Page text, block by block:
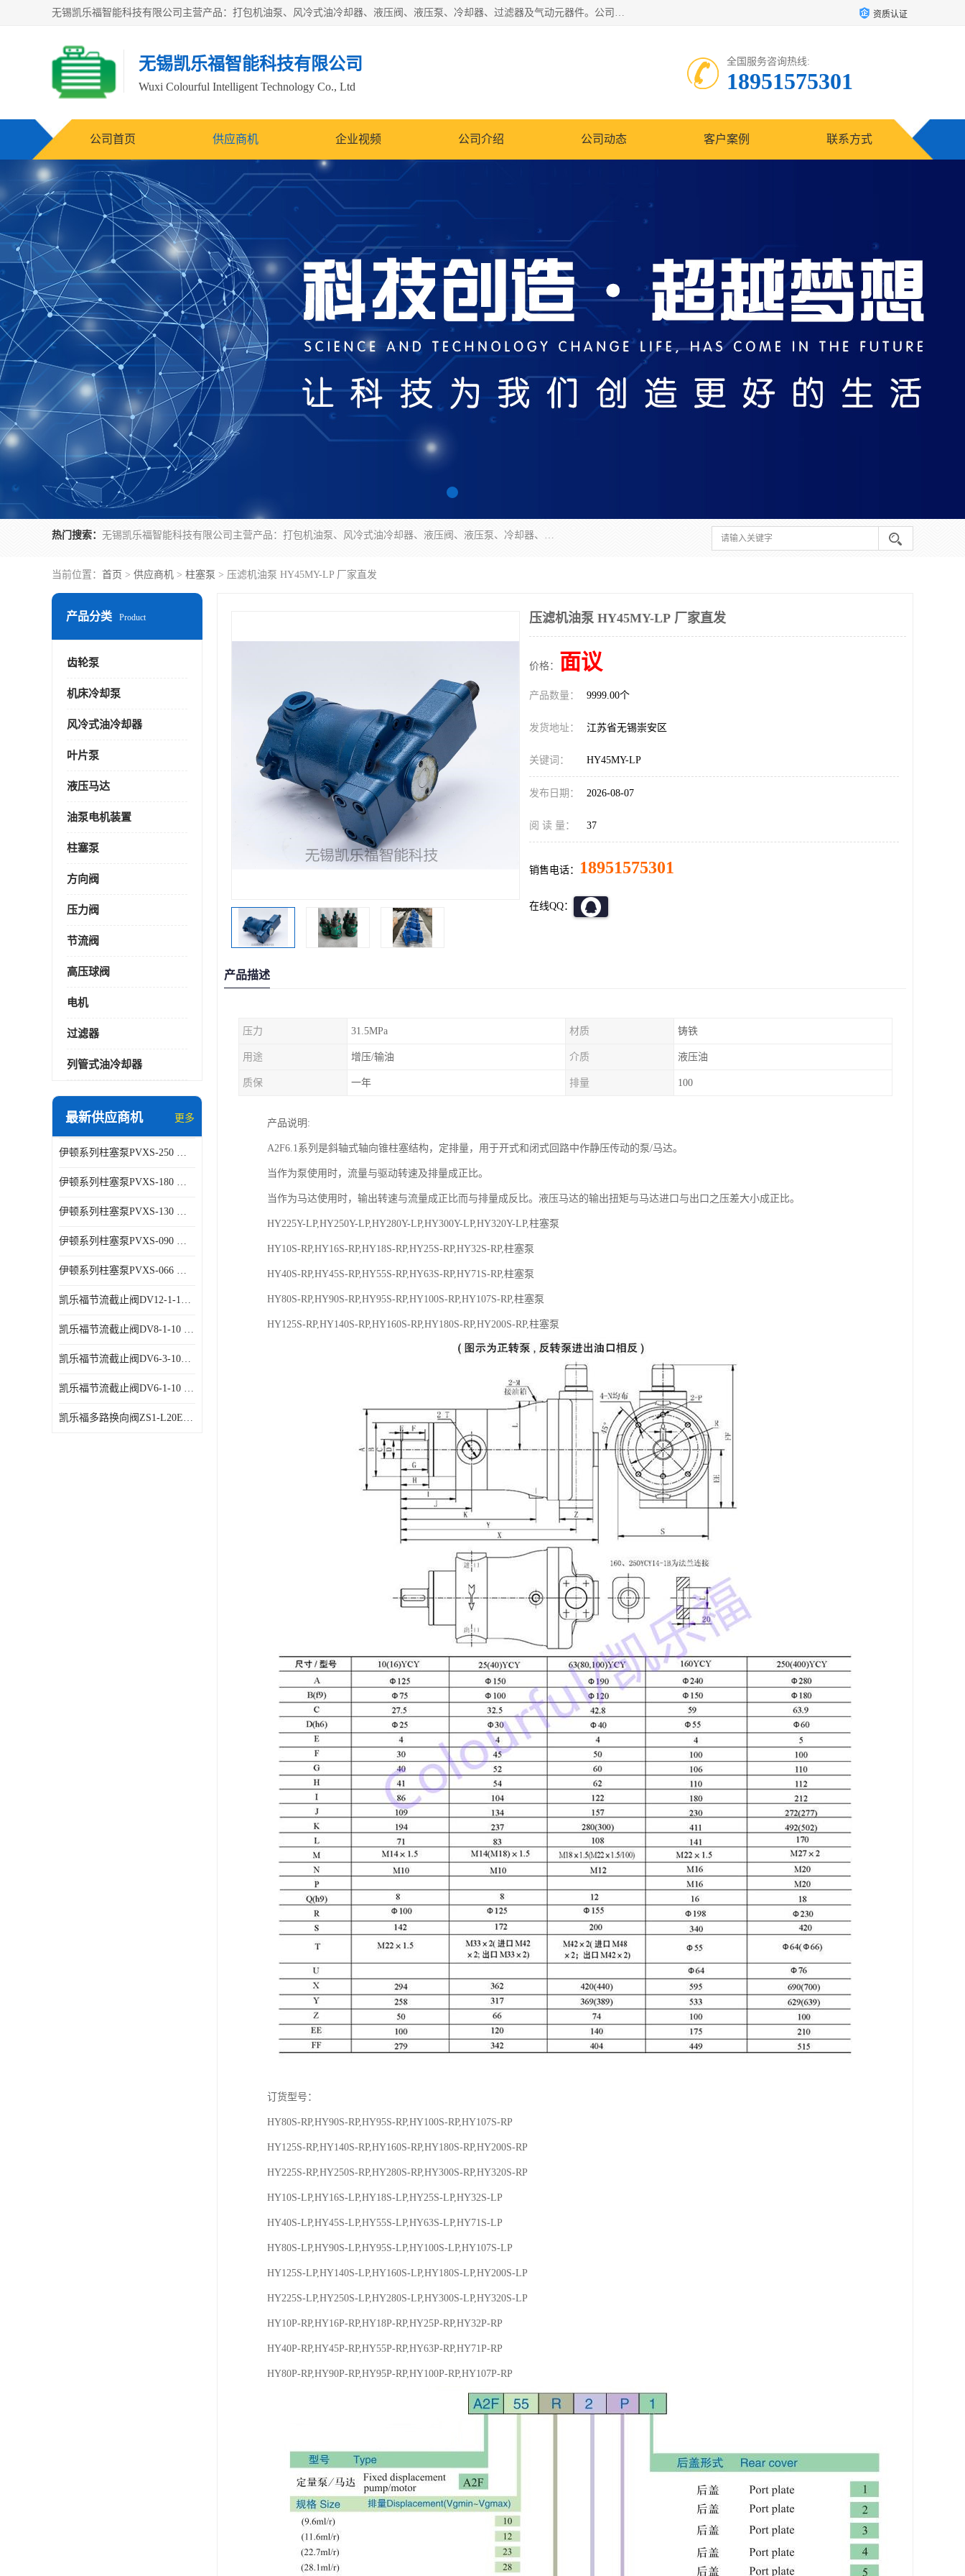
无锡凯乐福智能科技有限公司主营产品：打包机油泵、风冷式油冷却器、液压阀、液压泵、冷却器、过滤器及气动元器件。公司主导生产齿轮泵、齿轮马达、液压阀等产品。共计100多个系列、3000余种规格。覆盖了液压系统的动力元件、控制元件和执行元件，具备较强的成套供货、服务能力。 资质认证
无锡凯乐福智能科技有限公司
Wuxi Colourful Intelligent Technology Co., Ltd
全国服务咨询热线:
18951575301
公司首页 供应商机 企业视频 公司介绍 公司动态 客户案例 联系方式
热门搜索： 无锡凯乐福智能科技有限公司主营产品：打包机油泵、风冷式油冷却器、液压阀、液压泵、冷却器、过滤器及气动元器件。公司主导生产齿轮泵、齿轮马达、液压阀等产品。共计100多个系列、3000余种规格。覆盖了液压系统的动力元件、控制元件和执行元件，具备较强的成套供货、服务能力。
当前位置： 首页 > 供应商机 > 柱塞泵 > 压滤机油泵 HY45MY-LP 厂家直发
产品分类 Product
齿轮泵
机床冷却泵
风冷式油冷却器
叶片泵
液压马达
油泵电机装置
柱塞泵
方向阀
压力阀
节流阀
高压球阀
电机
过滤器
列管式油冷却器
最新供应商机 更多
伊顿系列柱塞泵PVXS-250 钢铁厂液压系统增压油泵
伊顿系列柱塞泵PVXS-180 钢铁厂液压系统增压油泵
伊顿系列柱塞泵PVXS-130 钢铁厂液压系统增压油泵
伊顿系列柱塞泵PVXS-090 钢铁厂液压系统增压油泵
伊顿系列柱塞泵PVXS-066 钢铁厂液压系统增压油泵
凯乐福节流截止阀DV12-1-10 液压站节流阀
凯乐福节流截止阀DV8-1-10 液压站节流阀
凯乐福节流截止阀DV6-3-10液压站节流阀
凯乐福节流截止阀DV6-1-10 液压站节流阀
凯乐福多路换向阀ZS1-L20E-OT多路阀厂家
压滤机油泵 HY45MY-LP 厂家直发
价格： 面议
产品数量： 9999.00个
发货地址： 江苏省无锡崇安区
关键词： HY45MY-LP
发布日期： 2026-08-07
阅 读 量： 37
销售电话： 18951575301
在线QQ：
产品描述
压力 31.5MPa 材质 铸铁
用途 增压/输油 介质 液压油
质保 一年 排量 100
产品说明:
A2F6.1系列是斜轴式轴向锥柱塞结构，定排量，用于开式和闭式回路中作静压传动的泵/马达。
当作为泵使用时，流量与驱动转速及排量成正比。
当作为马达使用时，输出转速与流量成正比而与排量成反比。液压马达的输出扭矩与马达进口与出口之压差大小成正比。
HY225Y-LP,HY250Y-LP,HY280Y-LP,HY300Y-LP,HY320Y-LP,柱塞泵
HY10S-RP,HY16S-RP,HY18S-RP,HY25S-RP,HY32S-RP,柱塞泵
HY40S-RP,HY45S-RP,HY55S-RP,HY63S-RP,HY71S-RP,柱塞泵
HY80S-RP,HY90S-RP,HY95S-RP,HY100S-RP,HY107S-RP,柱塞泵
HY125S-RP,HY140S-RP,HY160S-RP,HY180S-RP,HY200S-RP,柱塞泵
订货型号：
HY80S-RP,HY90S-RP,HY95S-RP,HY100S-RP,HY107S-RP
HY125S-RP,HY140S-RP,HY160S-RP,HY180S-RP,HY200S-RP
HY225S-RP,HY250S-RP,HY280S-RP,HY300S-RP,HY320S-RP
HY10S-LP,HY16S-LP,HY18S-LP,HY25S-LP,HY32S-LP
HY40S-LP,HY45S-LP,HY55S-LP,HY63S-LP,HY71S-LP
HY80S-LP,HY90S-LP,HY95S-LP,HY100S-LP,HY107S-LP
HY125S-LP,HY140S-LP,HY160S-LP,HY180S-LP,HY200S-LP
HY225S-LP,HY250S-LP,HY280S-LP,HY300S-LP,HY320S-LP
HY10P-RP,HY16P-RP,HY18P-RP,HY25P-RP,HY32P-RP
HY40P-RP,HY45P-RP,HY55P-RP,HY63P-RP,HY71P-RP
HY80P-RP,HY90P-RP,HY95P-RP,HY100P-RP,HY107P-RP